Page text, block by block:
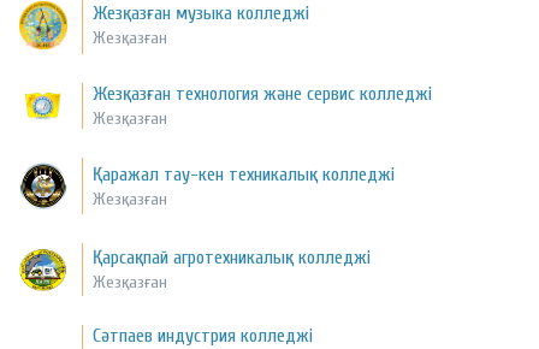
Жезқазған музыка колледжі
Жезқазған
Жезқазған технология және сервис колледжі
Жезқазған
Қаражал тау-кен техникалық колледжі
Жезқазған
Қарсақпай агротехникалық колледжі
Жезқазған
Сәтпаев индустрия колледжі